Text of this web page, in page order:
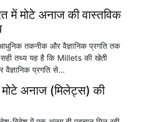
में मोटे अनाज की वास्तविक
तकनीक और वैज्ञानिक प्रगति तक
सही तथ्य यह है कि Millets की खेती
प्रगति से…
मोटे अनाज (मिलेट्स) की